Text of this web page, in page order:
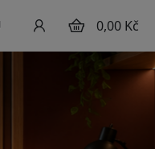
0,00 Kč